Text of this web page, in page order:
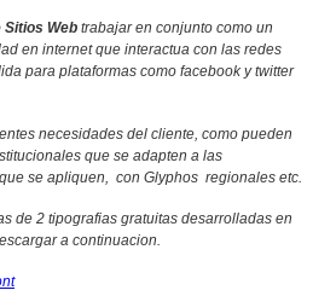
Sitios Web trabajar en conjunto como un
en internet que interactua con las redes
para plataformas como facebook y twitter
necesidades del cliente, como pueden
que se adapten a las
se apliquen, con Glyphos regionales etc.
de 2 tipografias gratuitas desarrolladas en
a continuacion.